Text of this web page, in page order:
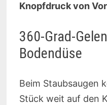
Knopfdruck von
360-Grad-
Bodendüse
Beim Staubsaugen
Stück weit auf den